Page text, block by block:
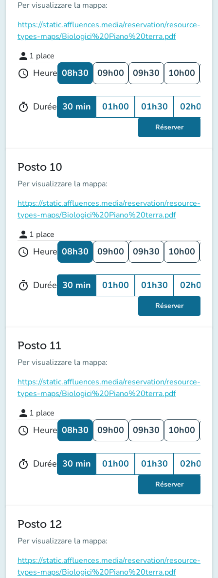
Per visualizzare la mappa:
https://static.affluences.media/reservation/resource-
types-maps/Biologici%20Piano%20terra.pdf
person 1 place
schedule Heure 08h30 09h00 09h30 10h00
timer Durée 30 min 01h00 01h30 02h00
Réserver
Posto 10
Per visualizzare la mappa:
https://static.affluences.media/reservation/resource-
types-maps/Biologici%20Piano%20terra.pdf
person 1 place
schedule Heure 08h30 09h00 09h30 10h00
timer Durée 30 min 01h00 01h30 02h00
Réserver
Posto 11
Per visualizzare la mappa:
https://static.affluences.media/reservation/resource-
types-maps/Biologici%20Piano%20terra.pdf
person 1 place
schedule Heure 08h30 09h00 09h30 10h00
timer Durée 30 min 01h00 01h30 02h00
Réserver
Posto 12
Per visualizzare la mappa:
https://static.affluences.media/reservation/resource-
types-maps/Biologici%20Piano%20terra.pdf